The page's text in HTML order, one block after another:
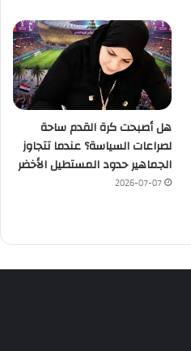
هل أصبحت كرة القدم ساحة
لصراعات السياسة؟ عندما تتجاوز
الجماهير حدود المستطيل الأخضر
2026-07-07